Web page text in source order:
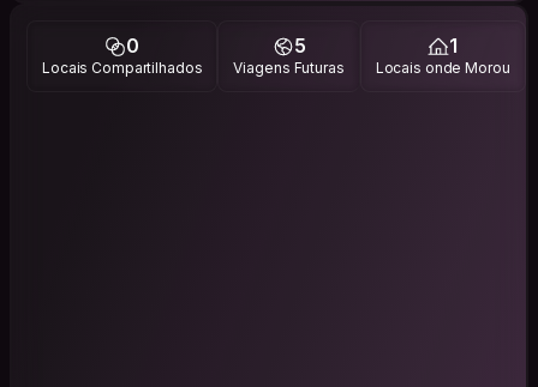
0
Locais Compartilhados
5
Viagens Futuras
1
Locais onde Morou